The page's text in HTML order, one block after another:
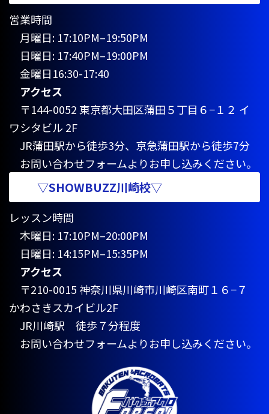
営業時間
月曜日: 17:10PM–19:50PM
日曜日: 17:40PM–19:00PM
金曜日16:30-17:40
アクセス
〒144-0052 東京都大田区蒲田５丁目６−１２ イ
ワシタビル 2F
JR蒲田駅から徒歩3分、京急蒲田駅から徒歩7分
お問い合わせフォームよりお申し込みください。
▽SHOWBUZZ川崎校▽
レッスン時間
木曜日: 17:10PM–20:00PM
日曜日: 14:15PM–15:35PM
アクセス
〒210-0015 神奈川県川崎市川崎区南町１６−７
かわさきスカイビル2F
JR川崎駅 徒歩７分程度
お問い合わせフォームよりお申し込みください。